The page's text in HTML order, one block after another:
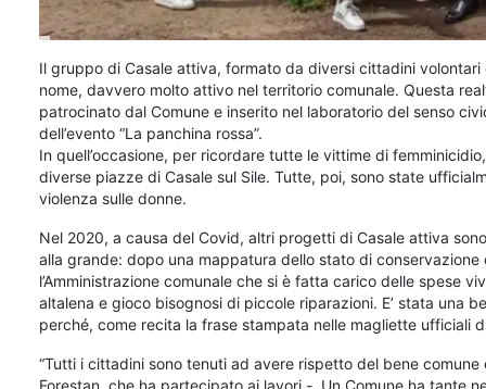
Il gruppo di Casale attiva, formato da diversi cittadini
nome, davvero molto attivo nel territorio comunale. Questa
patrocinato dal Comune e inserito nel laboratorio del senso
dell’evento “La panchina rossa”.
In quell’occasione, per ricordare tutte le vittime di
diverse piazze di Casale sul Sile. Tutte, poi, sono state
violenza sulle donne.
Nel 2020, a causa del Covid, altri progetti di Casale attiva
alla grande: dopo una mappatura dello stato di
l’Amministrazione comunale che si è fatta carico delle spese
altalena e gioco bisognosi di piccole riparazioni. E’ stata una
perché, come recita la frase stampata nelle magliette ufficiali
“Tutti i cittadini sono tenuti ad avere rispetto del bene
Forestan, che ha partecipato ai lavori -. Un Comune ha tante